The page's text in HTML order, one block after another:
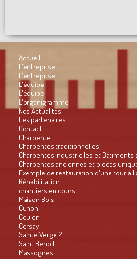
Accueil
L'entreprise
L'entreprise
L'équipe
L'équipe
L'organigramme
Nos Actualités
Les partenaires
Contact
Charpente
Charpentes traditionnelles
Charpentes industrielles et Bâtiments
Charpentes anciennes et pieces
Exemple de restauration d'une tour à
Réhabilitation
chantiers en cours
Maison Bois
Cuhon
Coulon
Cersay
Sainte Verge 2
Saint Benoit
Massognes